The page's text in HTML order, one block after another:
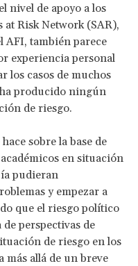
nivel de apoyo a los
at Risk Network (SAR),
AFI, también parece
experiencia personal
los casos de muchos
producido ningún
de riesgo.
sobre la base de
en situación
pudieran
y empezar a
que el riesgo político
perspectivas de
de riesgo en los
más allá de un breve